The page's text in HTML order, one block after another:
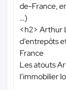
de-France,
…)
<h2> Arthur
d’entrepôts
France
Les atouts
l’immobilier